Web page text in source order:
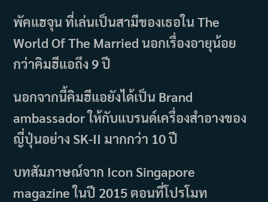
พัคแฮจุน ที่เล่นเป็นสามีของเธอใน The
World Of The Married นอกเรื่องอายุน้อย
กว่าคิมฮีแอถึง 9 ปี
นอกจากนี้คิมฮีแอยังได้เป็น Brand
ambassador ให้กับแบรนด์เครื่องสำอางของ
ญี่ปุ่นอย่าง SK-II มากกว่า 10 ปี
บทสัมภาษณ์จาก Icon Singapore
magazine ในปี 2015 ตอนที่โปรโมท